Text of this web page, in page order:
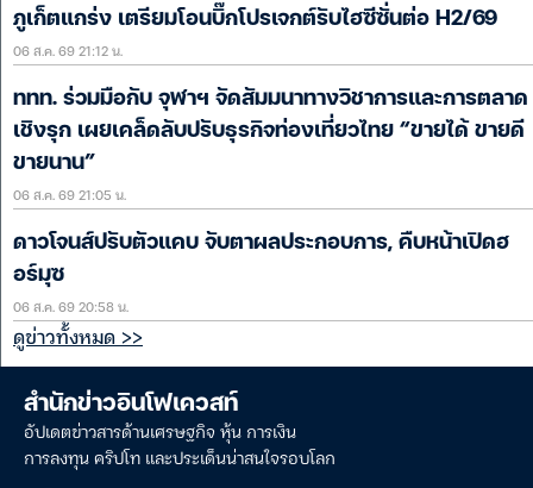
ภูเก็ตแกร่ง เตรียมโอนบิ๊กโปรเจกต์รับไฮซีซั่นต่อ H2/69
06 ส.ค. 69 21:12 น.
ททท. ร่วมมือกับ จุฬาฯ จัดสัมมนาทางวิชาการและการตลาด
เชิงรุก เผยเคล็ดลับปรับธุรกิจท่องเที่ยวไทย “ขายได้ ขายดี
ขายนาน”
06 ส.ค. 69 21:05 น.
ดาวโจนส์ปรับตัวแคบ จับตาผลประกอบการ, คืบหน้าเปิดฮ
อร์มุซ
06 ส.ค. 69 20:58 น.
ดูข่าวทั้งหมด >>
สำนักข่าวอินโฟเควสท์
อัปเดตข่าวสารด้านเศรษฐกิจ หุ้น การเงิน
การลงทุน คริปโท และประเด็นน่าสนใจรอบโลก